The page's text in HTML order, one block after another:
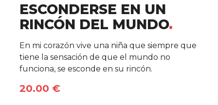
ESCONDERSE EN UN
RINCÓN DEL MUNDO
Detalles del libro
En mi corazón vive una niña que siempre que
tiene la sensación de que el mundo no
funciona, se esconde en su rincón.
20.00 €